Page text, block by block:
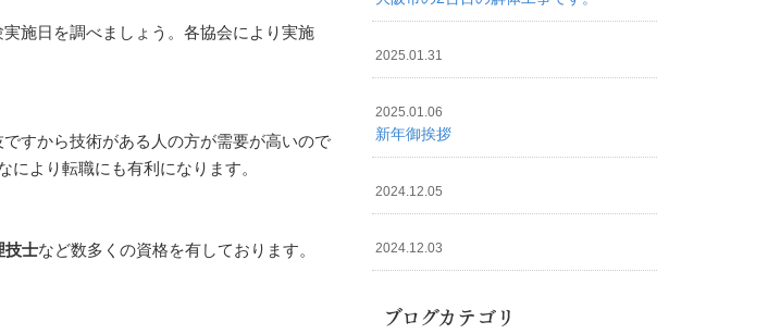
施日を調べましょう。各協会により実施
すから技術がある人の方が需要が高いので
より転職にも有利になります。
技士など数多くの資格を有しております。
2025.01.31
2025.01.06
新年御挨拶
2024.12.05
2024.12.03
ブログカテゴリ